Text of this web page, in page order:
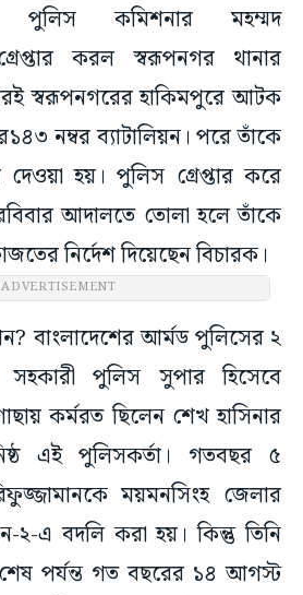
পুলিস কমিশনার মহম্মদ
করল স্বরূপনগর থানার
স্বরূপনগরের হাকিমপুরে আটক
নম্বর ব্যাটালিয়ন। পরে তাঁকে
হয়। পুলিস গ্রেপ্তার করে
আদালতে তোলা হলে তাঁকে
নির্দেশ দিয়েছেন বিচারক।
ADVERTISEMENT
বাংলাদেশের আর্মড পুলিসের ২
সহকারী পুলিস সুপার হিসেবে
কর্মরত ছিলেন শেখ হাসিনার
এই পুলিসকর্তা। গতবছর ৫
ময়মনসিংহ জেলার
২-এ বদলি করা হয়। কিন্তু তিনি
পর্যন্ত গত বছরের ১৪ আগস্ট